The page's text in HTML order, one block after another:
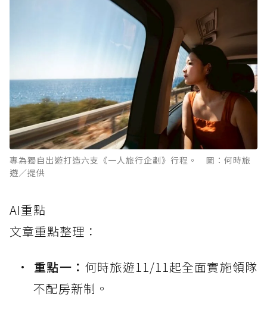
專為獨自出遊打造六支《一人旅行企劃》行程。 圖：何時旅
遊／提供
AI重點
文章重點整理：
重點一： 何時旅遊11/11起全面實施領隊
不配房新制。